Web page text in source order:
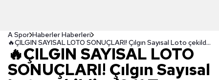
A Spor Haberler Haberleri
🔥ÇILGIN SAYISAL LOTO SONUÇLARI! Çılgın Sayısal Loto çekildi mi? 11 Temmuz 2022 Sayısal Loto sorgulama ekranı
🔥ÇILGIN SAYISAL LOTO
SONUÇLARI! Çılgın Sayısal